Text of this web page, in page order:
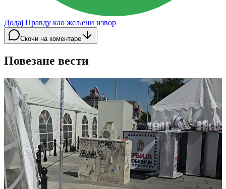
Додај Правду као жељени извор
Скочи на коментаре
Повезане вести